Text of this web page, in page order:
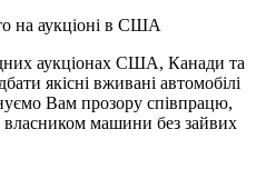
на аукціоні в США
аукціонах США, Канади та
якісні вживані автомобілі
Вам прозору співпрацю,
власником машини без зайвих